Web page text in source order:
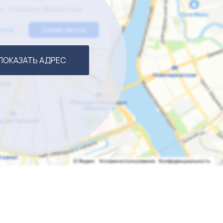
Можно использовать как фабрику кухню.
холодильные и морозильные столы.
кондиционирования (проекты прошли экспертизу), что
оборудования - полный список
АДРЕС